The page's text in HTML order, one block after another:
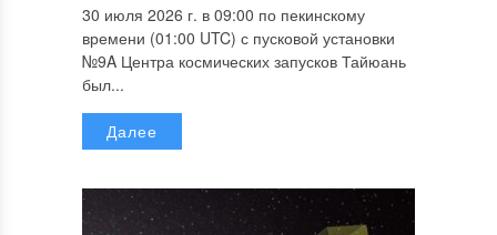
30 июля 2026 г. в 09:00 по пекинскому
времени (01:00 UTC) с пусковой установки
№9A Центра космических запусков Тайюань
был...
Далее